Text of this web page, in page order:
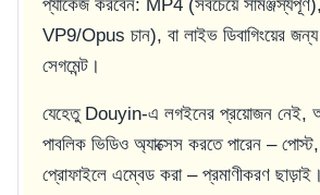
প্যাকেজ করবেন: MP4 (সবচেয়ে
VP9/Opus চান), বা লাইভ ডিবাগিংয়ের
সেগমেন্ট।
যেহেতু Douyin-এ লগইনের প্রয়োজন নেই,
পাবলিক ভিডিও অ্যাক্সেস করতে পারেন –
প্রোফাইলে এম্বেড করা – প্রমাণীকরণ